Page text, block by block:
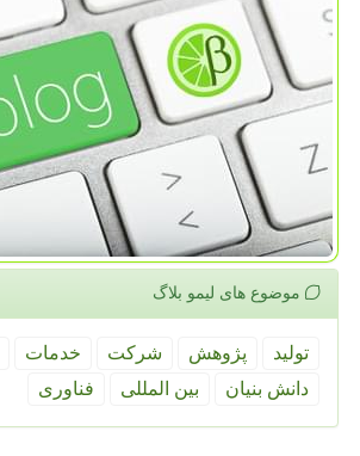
موضوع های لیمو بلاگ
تولید پژوهش شركت خدمات
دانش بنیان
بین المللی فناوری